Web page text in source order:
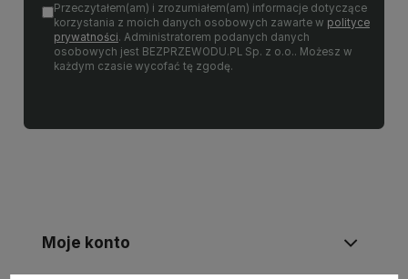
Przeczytałem(am) i zrozumiałem(am) informacje dotyczące
korzystania z moich danych osobowych zawarte w polityce
prywatności. Administratorem podanych danych
osobowych jest BEZPRZEWODU.PL Sp. z o.o.. Możesz w
każdym czasie wycofać tę zgodę.
Moje konto